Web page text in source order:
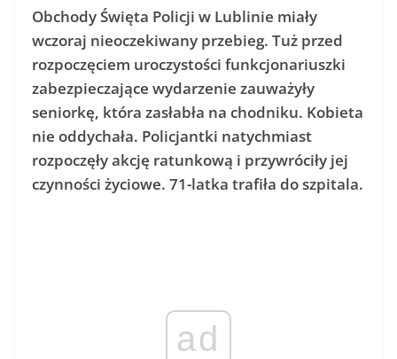
Obchody Święta Policji w Lublinie miały
wczoraj nieoczekiwany przebieg. Tuż przed
rozpoczęciem uroczystości funkcjonariuszki
zabezpieczające wydarzenie zauważyły
seniorkę, która zasłabła na chodniku. Kobieta
nie oddychała. Policjantki natychmiast
rozpoczęły akcję ratunkową i przywróciły jej
czynności życiowe. 71-latka trafiła do szpitala.
ad